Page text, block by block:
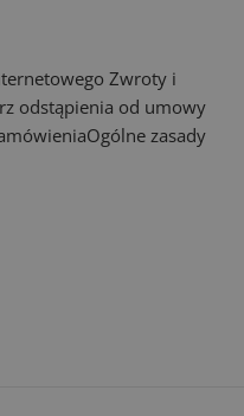
Zwroty i
odstąpienia od umowy
Ogólne zasady